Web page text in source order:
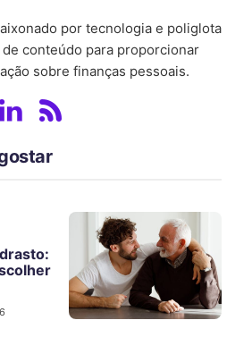
por tecnologia e poliglota
conteúdo para proporcionar
sobre finanças pessoais.